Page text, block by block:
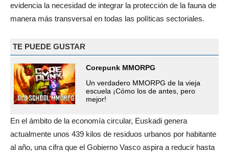
evidencia la necesidad de integrar la protección de la fauna de
manera más transversal en todas las políticas sectoriales.
TE PUEDE GUSTAR
Corepunk MMORPG
Un verdadero MMORPG de la vieja
escuela ¡Cómo los de antes, pero
mejor!
En el ámbito de la economía circular, Euskadi genera
actualmente unos 439 kilos de residuos urbanos por habitante
al año, una cifra que el Gobierno Vasco aspira a reducir hasta